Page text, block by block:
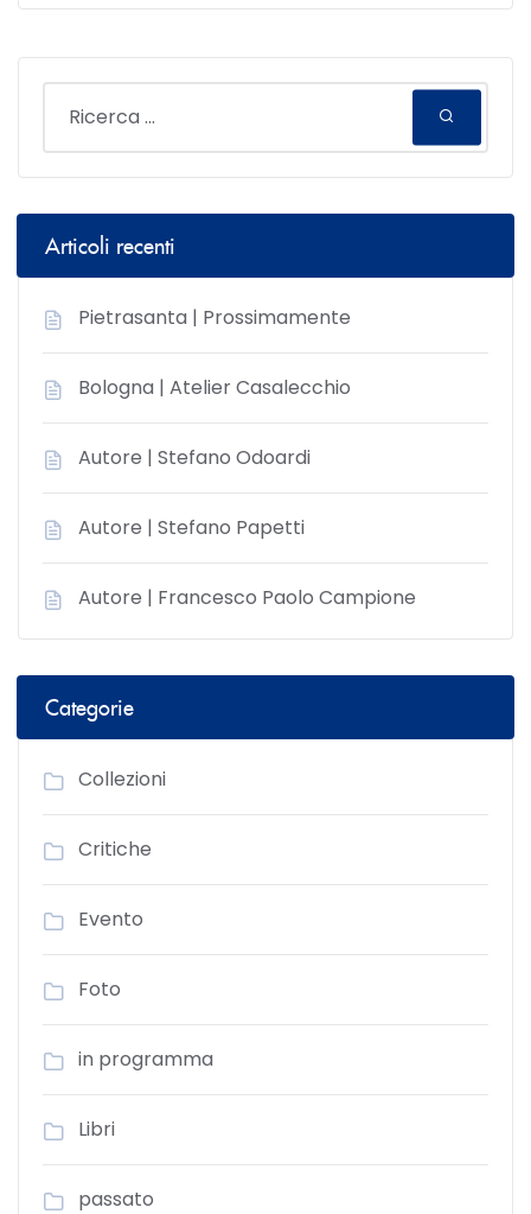
Articoli recenti
Pietrasanta | Prossimamente
Bologna | Atelier Casalecchio
Autore | Stefano Odoardi
Autore | Stefano Papetti
Autore | Francesco Paolo Campione
Categorie
Collezioni
Critiche
Evento
Foto
in programma
Libri
passato